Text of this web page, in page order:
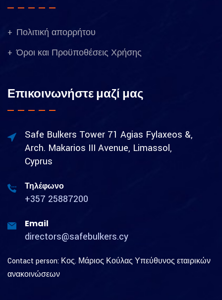
Πολιτική απορρήτου
Όροι και Προϋποθέσεις Χρήσης
Επικοινωνήστε μαζί μας
Safe Bulkers Tower 71 Agias Fylaxeos &,
Arch. Makarios III Avenue, Limassol,
Cyprus
Τηλέφωνο
+357 25887200
Email
directors@safebulkers.cy
Contact person: Κος. Μάριος Κούλας Υπεύθυνος εταιρικών
ανακοινώσεων